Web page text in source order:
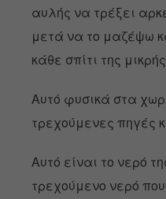
αυλής να τρέξει
μετά να το μαζέψω
κάθε σπίτι της
Αυτό φυσικά στα
τρεχούμενες πηγές
Αυτό είναι το νερό
τρεχούμενο νερό